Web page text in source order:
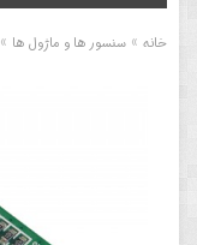
خانه » سنسور ها و ماژول ها »